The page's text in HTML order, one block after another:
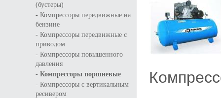
(бустеры)
- Компрессоры передвижные на
бензине
- Компрессоры передвижные с
приводом
- Компрессоры повышенного
давления
- Компрессоры поршневые
- Компрессоры с вертикальным
ресивером